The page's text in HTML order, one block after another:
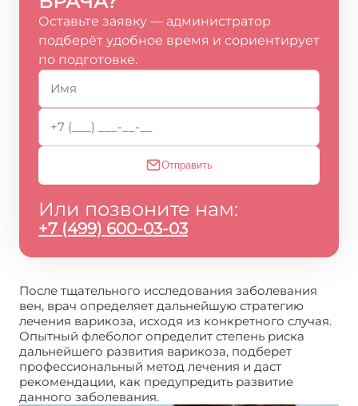
Оставьте заявку — администратор
подберёт удобное время и сориентирует
по подготовке.
Отправить
Или позвоните нам:
+7 (499) 600-03-03
После тщательного исследования заболевания
вен, врач определяет дальнейшую стратегию
лечения варикоза, исходя из конкретного случая.
Опытный флеболог определит степень риска
дальнейшего развития варикоза, подберет
профессиональный метод лечения и даст
рекомендации, как предупредить развитие
данного заболевания.